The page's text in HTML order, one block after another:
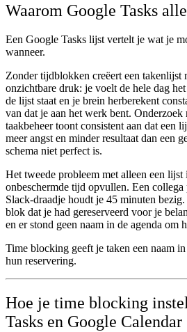
Waarom Google Tasks
Een Google Tasks lijst vertelt je wat je
wanneer.
Zonder tijdblokken creëert een takenlijst
onzichtbare druk: je voelt de hele dag
de lijst staat en je brein herberekent
van dat je aan het werk bent. Onderzoek
taakbeheer toont consistent aan dat een
meer angst en minder resultaat dan een
schema niet perfect is.
Het tweede probleem met alleen een lijst
onbeschermde tijd opvullen. Een
Slack-draadje houdt je 45 minuten
blok dat je had gereserveerd voor je
en er stond geen naam in de agenda om
Time blocking geeft je taken een naam
hun reservering.
Hoe je time blocking
Tasks en Google Calendar